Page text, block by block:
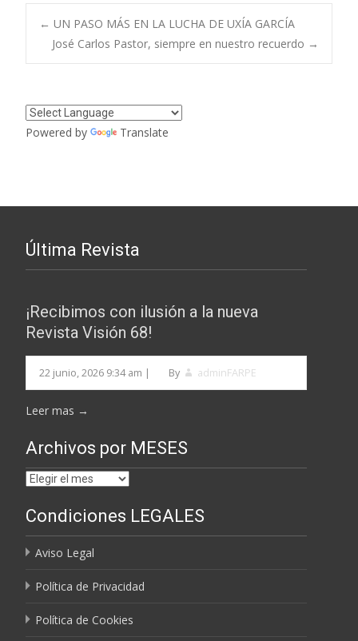
Navegación
entradas
← UN PASO MÁS EN LA LUCHA DE UXÍA GARCÍA
José Carlos Pastor, siempre en nuestro recuerdo →
Powered by Translate
Última Revista
¡Recibimos con ilusión a la nueva
Revista Visión 68!
22 junio, 2026 9:34 am | By adminFARPE
Leer mas →
Archivos por MESES
Archivos
MESES
Condiciones LEGALES
Aviso Legal
Política de Privacidad
Política de Cookies